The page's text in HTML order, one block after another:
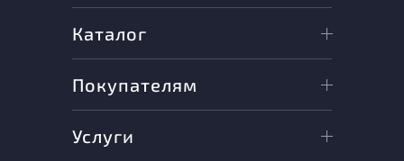
Каталог
Покупателям
Услуги